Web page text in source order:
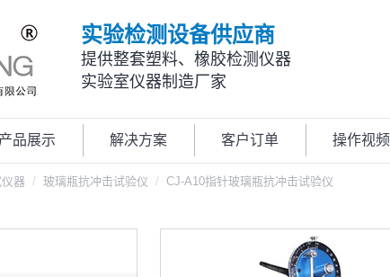
实验检测设备供应商
提供整套塑料、橡胶检测仪器
实验室仪器制造厂家
产品展示 解决方案 客户订单 操作视频
器 玻璃瓶抗冲击试验仪 CJ-A10指针玻璃瓶抗冲击试验仪